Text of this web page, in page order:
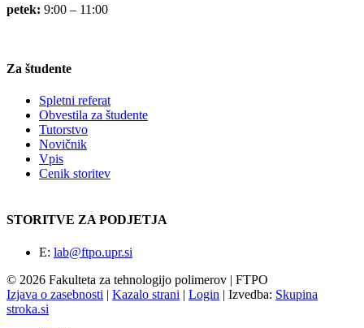
petek: 9:00 – 11:00
Za študente
Spletni referat
Obvestila za študente
Tutorstvo
Novičnik
Vpis
Cenik storitev
STORITVE ZA PODJETJA
E: lab@ftpo.upr.si
© 2026 Fakulteta za tehnologijo polimerov | FTPO
Izjava o zasebnosti | Kazalo strani | Login | Izvedba: Skupina
stroka.si